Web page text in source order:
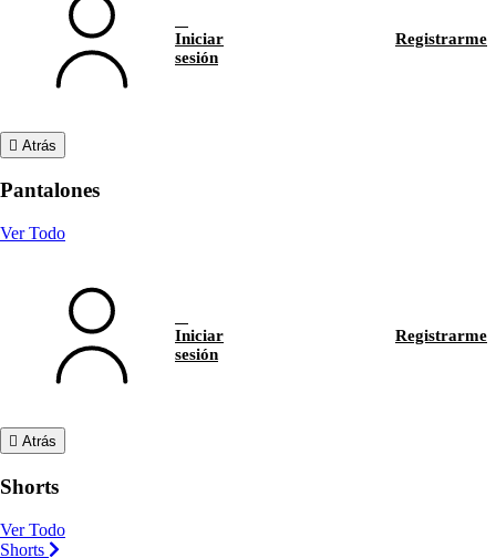
Iniciar
sesión
Registrarme
Atrás
Pantalones
Ver Todo
Iniciar
sesión
Registrarme
Atrás
Shorts
Ver Todo
Shorts